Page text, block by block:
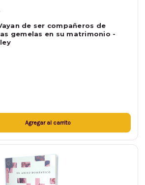
de ser compañeros de
gemelas en su matrimonio -
Agregar al carrito